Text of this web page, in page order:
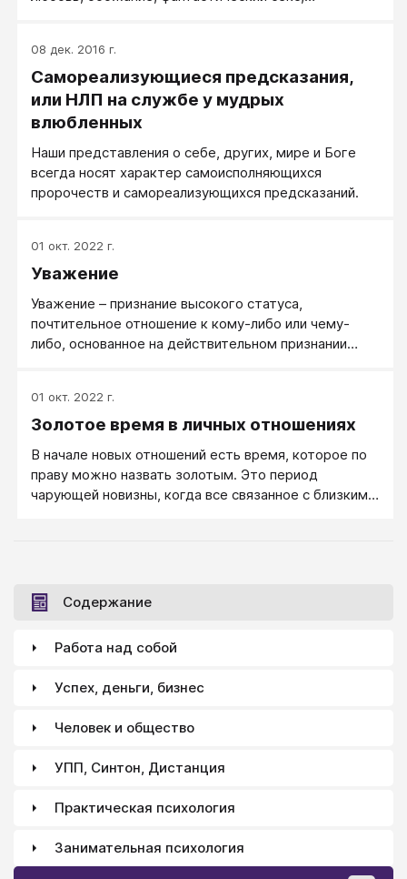
капризности, своей полной ответственности за
эмоциональный климат (да-да, и в конце концов с
ними обойдутся плохо, их оставят). Две эти
противоположности создают пугающую иллюзию
реальность, а затем разобьют наше сердце одним
ударом.
08 дек. 2016 г.
Самореализующиеся предсказания,
или НЛП на службе у мудрых
влюбленных
Наши представления о себе, других, мире и Боге
всегда носят характер самоисполняющихся
пророчеств и самореализующихся предсказаний.
01 окт. 2022 г.
Уважение
Уважение – признание высокого статуса,
почтительное отношение к кому-либо или чему-
либо, основанное на действительном признании
01 окт. 2022 г.
Золотое время в личных отношениях
В начале новых отношений есть время, которое по
праву можно назвать золотым. Это период
чарующей новизны, когда все связанное с близким
Содержание
Работа над собой
Успех, деньги, бизнес
Человек и общество
УПП, Синтон, Дистанция
Практическая психология
Занимательная психология